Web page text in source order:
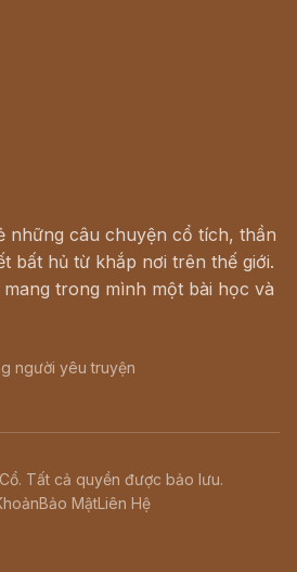
những câu chuyện cổ tích, thần
bất hủ từ khắp nơi trên thế giới.
trong mình một bài học và
người yêu truyện
Tất cả quyền được bảo lưu.
Bảo MậtLiên Hệ